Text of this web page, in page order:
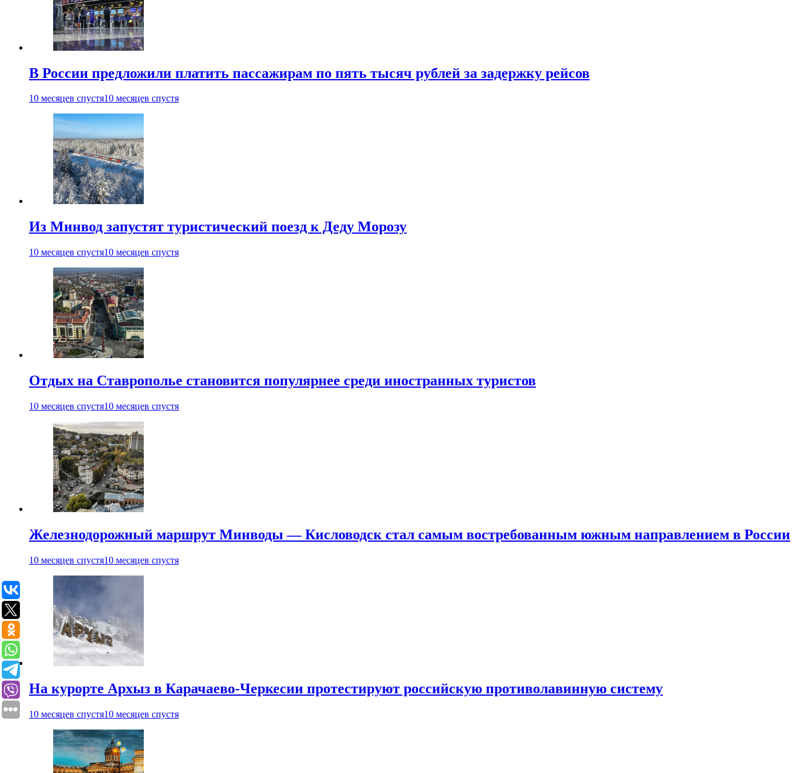
В России предложили платить пассажирам по пять тысяч рублей за задержку рейсов
10 месяцев спустя10 месяцев спустя
Из Минвод запустят туристический поезд к Деду Морозу
10 месяцев спустя10 месяцев спустя
Отдых на Ставрополье становится популярнее среди иностранных туристов
10 месяцев спустя10 месяцев спустя
Железнодорожный маршрут Минводы — Кисловодск стал самым востребованным южным направлением в России
10 месяцев спустя10 месяцев спустя
На курорте Архыз в Карачаево-Черкесии протестируют российскую противолавинную систему
10 месяцев спустя10 месяцев спустя